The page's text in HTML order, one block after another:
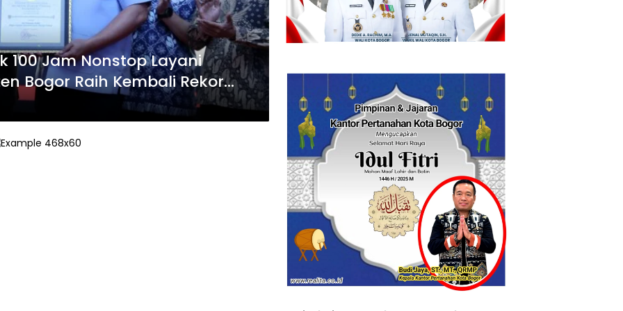
100 Jam Nonstop Layani
Bogor Raih Kembali Rekor